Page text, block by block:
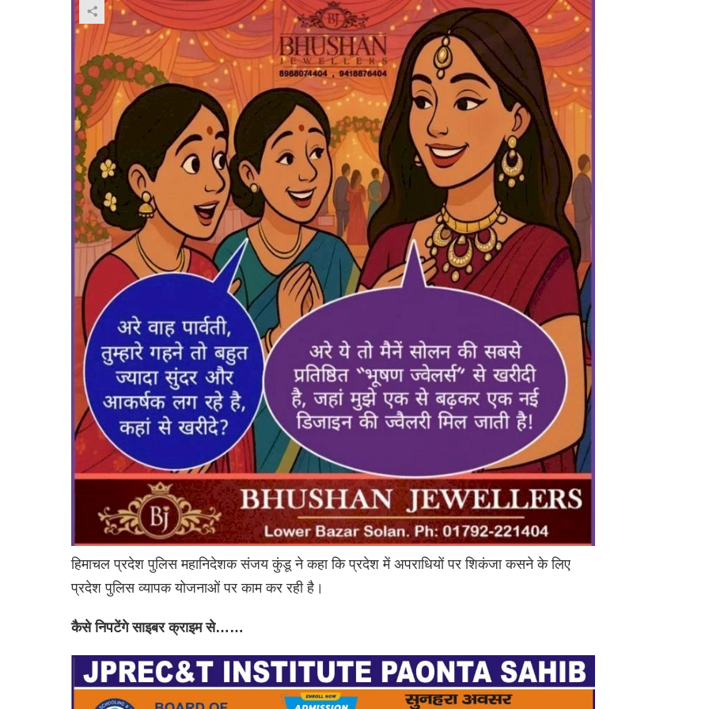
हिमाचल प्रदेश पुलिस महानिदेशक संजय कुंडू ने कहा कि प्रदेश में अपराधियों पर शिकंजा कसने के लिए
प्रदेश पुलिस व्यापक योजनाओं पर काम कर रही है।
कैसे निपटेंगे साइबर क्राइम से……